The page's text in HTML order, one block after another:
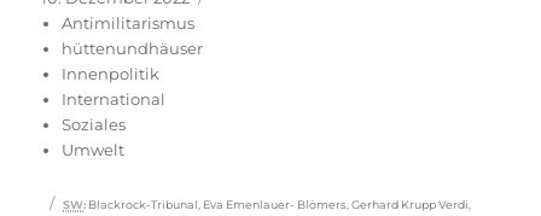
amAntimilitarismus
hüttenundhäuser
Innenpolitik
International
Soziales
Umwelt
Schlagwörter
SW: Blackrock-Tribunal Eva Emenlauer- Blömers ,Gerhard Krupp Verdi